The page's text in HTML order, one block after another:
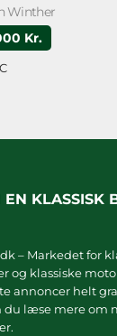
Winther
Kr.
KLASSISK
– Markedet for
og klassiske
annoncer helt
du læse mere om